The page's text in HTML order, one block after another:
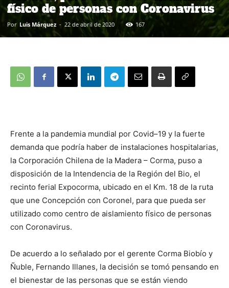
físico de personas con Coronavirus
Por Luis Márquez - 22 de abril de 2020 167
Frente a la pandemia mundial por Covid–19 y la fuerte
demanda que podría haber de instalaciones hospitalarias,
la Corporación Chilena de la Madera – Corma, puso a
disposición de la Intendencia de la Región del Bio, el
recinto ferial Expocorma, ubicado en el Km. 18 de la ruta
que une Concepción con Coronel, para que pueda ser
utilizado como centro de aislamiento físico de personas
con Coronavirus.
De acuerdo a lo señalado por el gerente Corma Biobío y
Ñuble, Fernando Illanes, la decisión se tomó pensando en
el bienestar de las personas que se están viendo